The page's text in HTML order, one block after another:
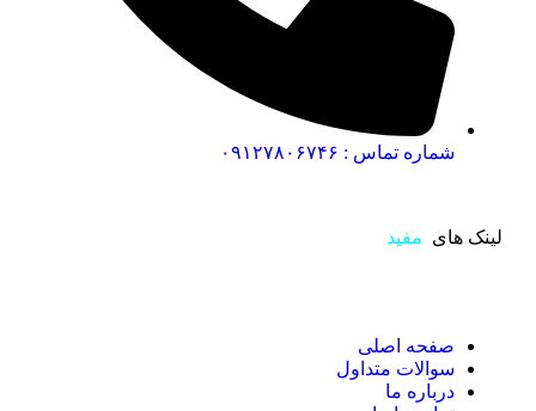
شماره تماس : ۰۹۱۲۷۸۰۶۷۴۶
لینک های مفید
صفحه اصلی
سوالات متداول
درباره ما